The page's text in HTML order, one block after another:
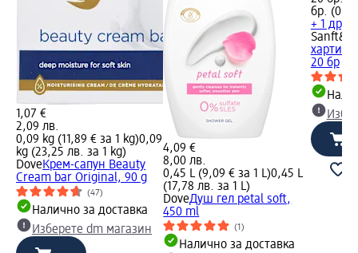
1,07 €
2,09 лв.
0,09 kg (11,89 € за 1 kg)0,09
kg (23,25 лв. за 1 kg)
DoveКрем-сапун Beauty
Cream bar Original, 90 g
(47)
Налично за доставка
Изберете dm магазин
4,09 €
8,00 лв.
0,45 L (9,09 € за 1 L)0,45 L
(17,78 лв. за 1 L)
DoveДуш гел petal soft,
450 ml
(1)
Налично за доставка
бр.
+ 1 друг
хартия
20 бр